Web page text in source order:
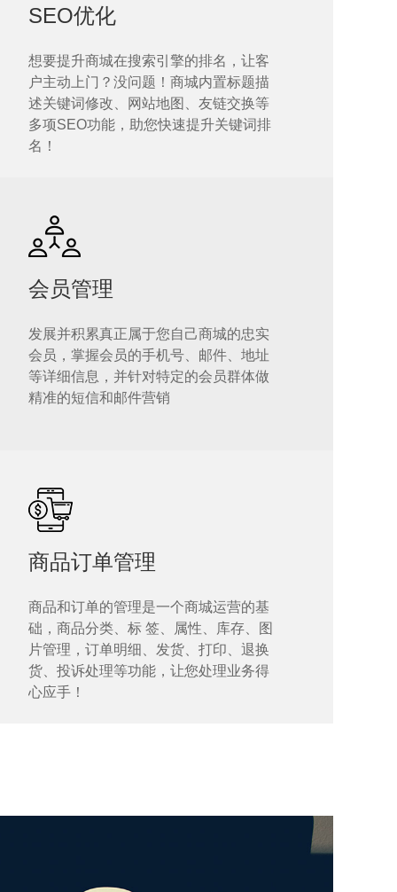
SEO优化
想要提升商城在搜索引擎的排名，让客
户主动上门？没问题！商城内置标题描
述关键词修改、网站地图、友链交换等
多项SEO功能，助您快速提升关键词排
名！
会员管理
发展并积累真正属于您自己商城的忠实
会员，掌握会员的手机号、邮件、地址
等详细信息，并针对特定的会员群体做
精准的短信和邮件营销
商品订单管理
商品和订单的管理是一个商城运营的基
础，商品分类、标 签、属性、库存、图
片管理，订单明细、发货、打印、退换
货、投诉处理等功能，让您处理业务得
心应手！